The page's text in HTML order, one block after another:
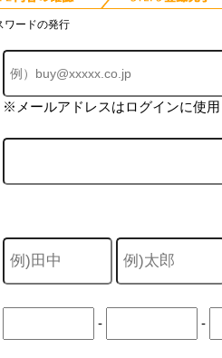
工物件 リノベーション済み
金融機関 8代疾病保証付き住
不動産買取 空き家
村山市 入間市 狭山市
東所沢営業所 入間営業所
ォーム おうちパークグルー
ワードの発行
※メールアドレスはログインに使用
- -